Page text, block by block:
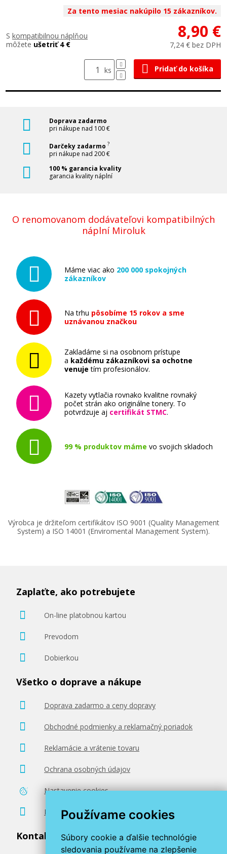
Používame cookies
Súbory cookie a ďalšie technológie
sledovania používame na zlepšenie
Za tento mesiac nakúpilo 15 zákazníkov.
S kompatibilnou náplňou
môžete ušetriť 4 €
8,90 €
7,24 € bez DPH
ks Pridať do košíka
Doprava zadarmo
pri nákupe nad 100 €
Darčeky zadarmo ?
pri nákupe nad 200 €
100 % garancia kvality
garancia kvality náplní
O renomovanom dodávateľovi kompatibilných
náplní Miroluk
Máme viac ako 200 000 spokojných
zákazníkov
Na trhu pôsobíme 15 rokov a sme
uznávanou značkou
Zakladáme si na osobnom prístupe
a každému zákazníkovi sa ochotne
venuje tím profesionálov.
Kazety vytlačia rovnako kvalitne rovnaký
počet strán ako originálne tonery. To
potvrdzuje aj certifikát STMC.
99 % produktov máme vo svojich skladoch
Výrobca je držiteľom certifikátov ISO 9001 (Quality Management
System) a ISO 14001 (Enviromental Management System).
Zaplaťte, ako potrebujete
On-line platobnou kartou
Prevodom
Dobierkou
Všetko o doprave a nákupe
Doprava zadarmo a ceny dopravy
Obchodné podmienky a reklamačný poriadok
Reklamácie a vrátenie tovaru
Ochrana osobných údajov
Nastavenie cookies
Poradenstvo zadarmo
Kontaktujte nás